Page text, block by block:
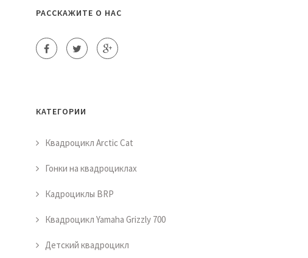
РАССКАЖИТЕ О НАС
КАТЕГОРИИ
Квадроцикл Arctic Cat
Гонки на квадроциклах
Кадроциклы BRP
Квадроцикл Yamaha Grizzly 700
Детский квадроцикл